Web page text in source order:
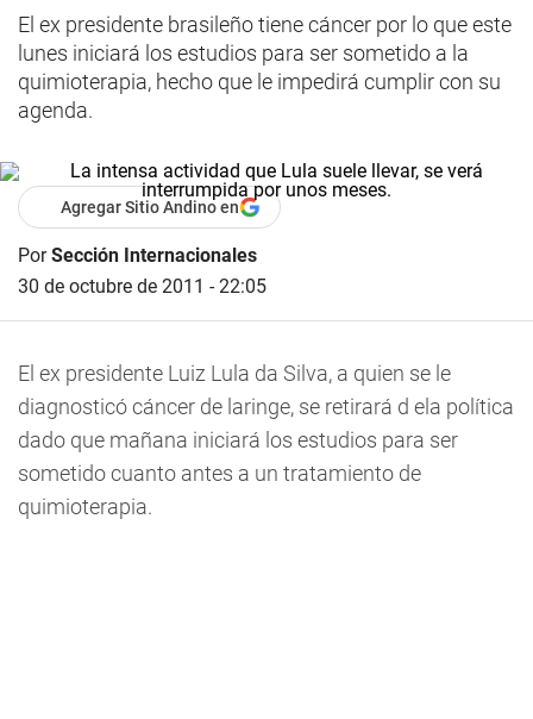
El ex presidente brasileño tiene cáncer por lo que este
lunes iniciará los estudios para ser sometido a la
quimioterapia, hecho que le impedirá cumplir con su
agenda.
Agregar Sitio Andino en
PorSección Internacionales
30 de octubre de 2011 - 22:05
El ex presidente Luiz Lula da Silva, a quien se le
diagnosticó cáncer de laringe, se retirará d ela política
dado que mañana iniciará los estudios para ser
sometido cuanto antes a un tratamiento de
quimioterapia.